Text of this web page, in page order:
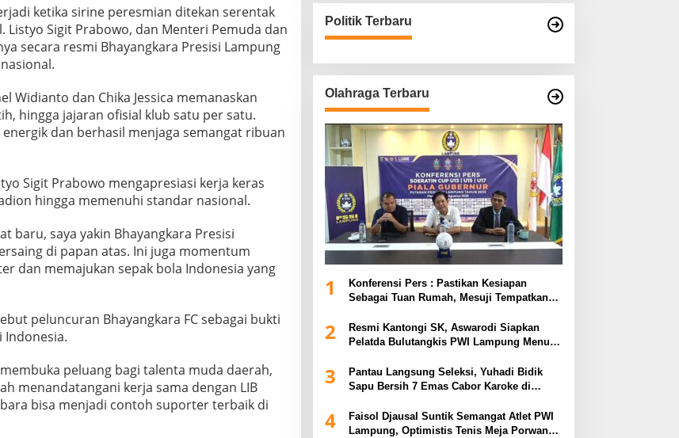
ketika sirine peresmian ditekan serentak
Sigit Prabowo, dan Menteri Pemuda dan
secara resmi Bhayangkara Presisi Lampung
Widianto dan Chika Jessica memanaskan
hingga jajaran ofisial klub satu per satu.
dan berhasil menjaga semangat ribuan
Sigit Prabowo mengapresiasi kerja keras
hingga memenuhi standar nasional.
baru, saya yakin Bhayangkara Presisi
di papan atas. Ini juga momentum
dan memajukan sepak bola Indonesia yang
peluncuran Bhayangkara FC sebagai bukti
Indonesia.
peluang bagi talenta muda daerah,
menandatangani kerja sama dengan LIB
bisa menjadi contoh suporter terbaik di
Politik Terbaru
Olahraga Terbaru
1
Konferensi Pers : Pastikan Kesiapan
Sebagai Tuan Rumah, Mesuji Tempatkan
Piala Gubernur Lampung
2
Resmi Kantongi SK, Aswarodi Siapkan
Pelatda Bulutangkis PWI Lampung Menuju
3
Pantau Langsung Seleksi, Yuhadi Bidik
Sapu Bersih 7 Emas Cabor Karoke di
4
Faisol Djausal Suntik Semangat Atlet PWI
Lampung, Optimistis Tenis Meja Porwanas